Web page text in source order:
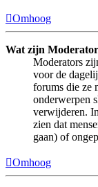
Omhoog
Wat zijn
Moderators
voor de
forums die ze
onderwerpen
verwijderen.
zien dat
gaan) of
Omhoog